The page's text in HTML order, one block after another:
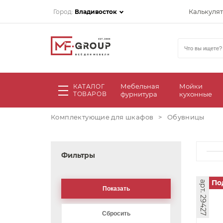
Город: Владивосток
КАТАЛОГ
ТОВАРОВ
Мебельная
фурнитура
Мойки
кухонные
Комплектующие для шкафов > Обувницы
Фильтры
арт. 29427